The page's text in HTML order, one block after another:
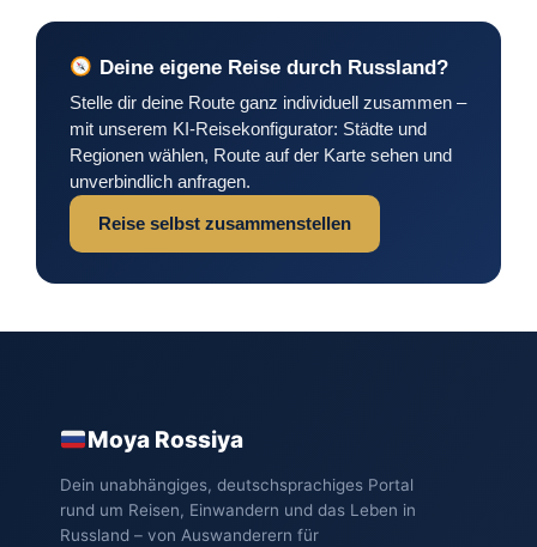
Deine eigene Reise durch Russland?
Stelle dir deine Route ganz individuell zusammen –
mit unserem KI-Reisekonfigurator: Städte und
Regionen wählen, Route auf der Karte sehen und
unverbindlich anfragen.
Reise selbst zusammenstellen
Moya Rossiya
Dein unabhängiges, deutschsprachiges Portal
rund um Reisen, Einwandern und das Leben in
Russland – von Auswanderern für